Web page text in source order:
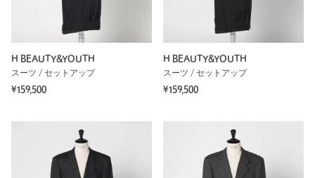
H BEAUTY&YOUTH
スーツ / セットアップ
¥159,500
H BEAUTY&YOUTH
スーツ / セットアップ
¥159,500